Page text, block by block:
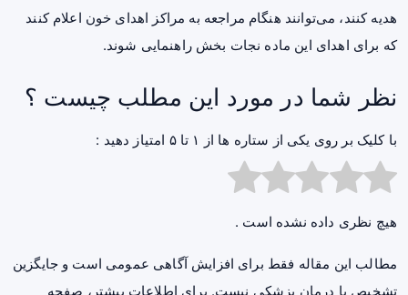
هدیه کنند، می‌توانند هنگام مراجعه به مراکز اهدای خون اعلام کنند
که برای اهدای این ماده نجات بخش راهنمایی شوند.
نظر شما در مورد این مطلب چیست ؟
با کلیک بر روی یکی از ستاره ها از ۱ تا ۵ امتیاز دهید :
هیچ نظری داده نشده است .
مطالب این مقاله فقط برای افزایش آگاهی عمومی است و جایگزین
تشخیص یا درمان پزشکی نیست. برای اطلاعات بیشتر، صفحه